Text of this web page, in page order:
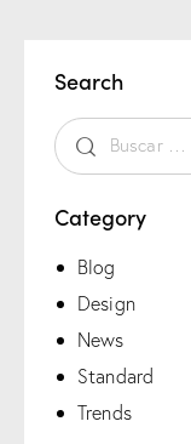
Search
Category
Blog
Design
News
Standard
Trends